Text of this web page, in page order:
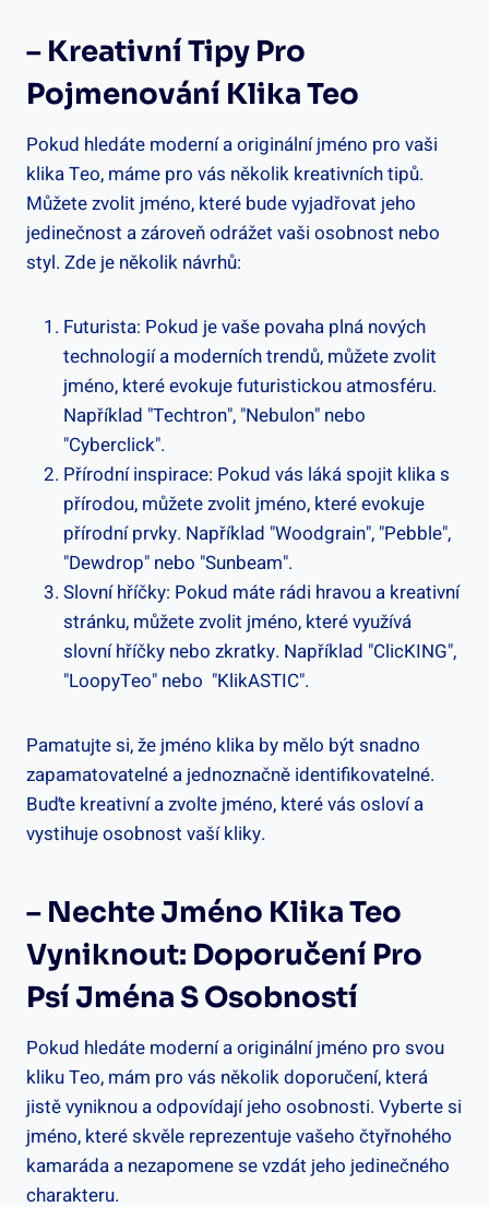
– Kreativní Tipy Pro
Pojmenování Klika Teo
Pokud hledáte moderní a originální jméno ⁢pro vaši
klika‍ Teo, máme⁣ pro vás několik kreativních‌ tipů.
Můžete zvolit ⁢jméno, které bude vyjadřovat jeho
jedinečnost ⁣a zároveň odrážet vaši osobnost nebo
styl. Zde je několik‌ návrhů:
Futurista: Pokud je vaše⁢ povaha plná nových
technologií a moderních trendů, můžete zvolit
jméno, které evokuje‍ futuristickou atmosféru.⁢
Například "Techtron", "Nebulon" nebo
"Cyberclick".
Přírodní inspirace: Pokud​ vás láká⁢ spojit klika s
přírodou, můžete zvolit jméno, ⁤které evokuje ​
přírodní prvky. Například "Woodgrain", "Pebble",
"Dewdrop" nebo "Sunbeam".
Slovní hříčky: Pokud máte⁢ rádi ‌hravou a kreativní
‍stránku, můžete zvolit jméno, které využívá
slovní hříčky nebo zkratky. Například "ClicKING",
"LoopyTeo" nebo ⁤ "KlikASTIC".
Pamatujte si, že jméno klika by​ mělo být snadno⁢
zapamatovatelné a ⁣jednoznačně ⁣identifikovatelné.
Buďte kreativní a⁢ zvolte jméno, které vás ⁤osloví a
vystihuje‍ osobnost vaší kliky.
– Nechte Jméno Klika ‌Teo
Vyniknout: Doporučení⁤ Pro
Psí Jména S Osobností
Pokud hledáte moderní a originální jméno pro svou
kliku Teo, mám pro⁤ vás několik doporučení, která
jistě vyniknou a odpovídají jeho osobnosti. Vyberte si
jméno, které skvěle reprezentuje vašeho čtyřnohého
kamaráda a nezapomene se vzdát jeho jedinečného
charakteru.